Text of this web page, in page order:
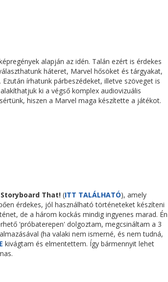
alapján az idén. Talán ezért is érdekes
háteret, Marvel hősöket és tárgyakat,
írhatunk párbeszédeket, illetve szöveget is
ki a végső komplex audiovizuális
hiszen a Marvel maga készítette a játékot.
Storyboard That! (ITT TALÁLHATÓ), amely
érdekes, jól használható történeteket készíteni
de a három kockás mindig ingyenes marad. Én
'próbaterepen' dolgoztam, megcsináltam a 3
(ha valaki nem ismerné, és nem tudná,
kivágtam és elmentettem. Így bármennyit lehet